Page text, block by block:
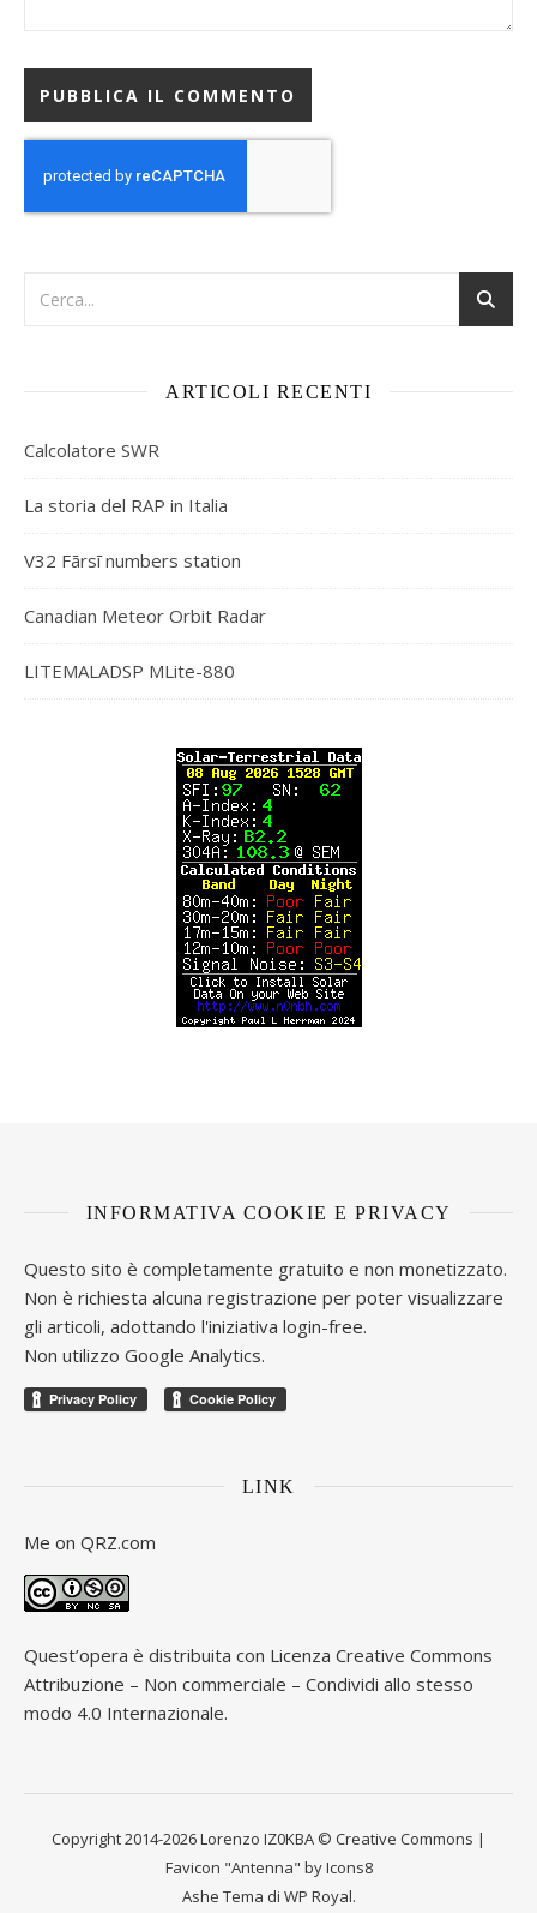
ARTICOLI RECENTI
Calcolatore SWR
La storia del RAP in Italia
V32 Fārsī numbers station
Canadian Meteor Orbit Radar
LITEMALADSP MLite-880
INFORMATIVA COOKIE E PRIVACY
Questo sito è completamente gratuito e non monetizzato.
Non è richiesta alcuna registrazione per poter visualizzare
gli articoli, adottando l'iniziativa login-free.
Non utilizzo Google Analytics.
LINK
Me on QRZ.com
Quest’opera è distribuita con Licenza Creative Commons
Attribuzione – Non commerciale – Condividi allo stesso
modo 4.0 Internazionale.
Copyright 2014-2026 Lorenzo IZ0KBA © Creative Commons |
Favicon "Antenna" by Icons8
Ashe Tema di WP Royal.